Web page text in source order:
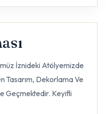
İznideki Atölyemizde
Tasarım, Dekorlama Ve
Geçmektedir. Keyifli